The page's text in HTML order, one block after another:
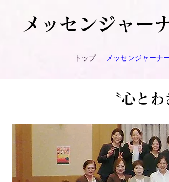
メッセンジャー
トップ メッセンジャーナ
〝心と